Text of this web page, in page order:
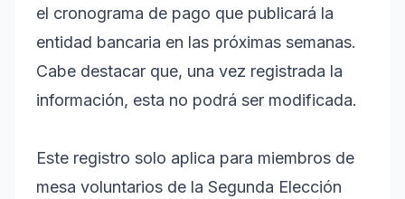
el cronograma de pago que publicará la
entidad bancaria en las próximas semanas.
Cabe destacar que, una vez registrada la
información, esta no podrá ser modificada.
Este registro solo aplica para miembros de
mesa voluntarios de la Segunda Elección